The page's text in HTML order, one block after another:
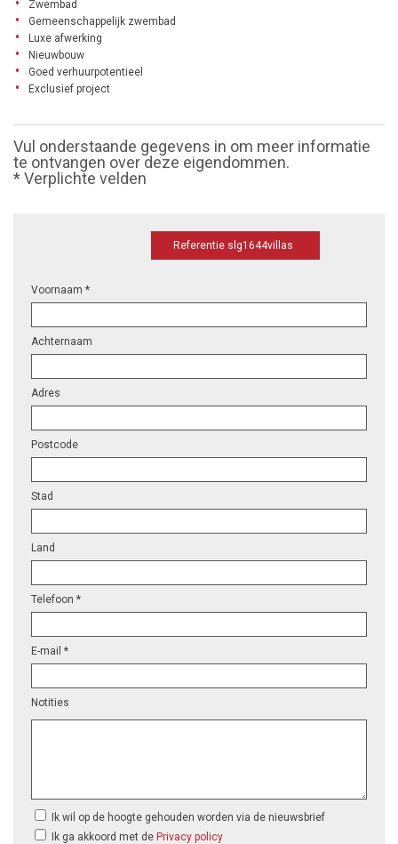
Zwembad
Gemeenschappelijk zwembad
Luxe afwerking
Nieuwbouw
Goed verhuurpotentieel
Exclusief project
Vul onderstaande gegevens in om meer informatie
te ontvangen over deze eigendommen.
* Verplichte velden
Referentie slg1644villas
Voornaam *
Achternaam
Adres
Postcode
Stad
Land
Telefoon *
E-mail *
Notities
Ik wil op de hoogte gehouden worden via de nieuwsbrief
Ik ga akkoord met de Privacy policy